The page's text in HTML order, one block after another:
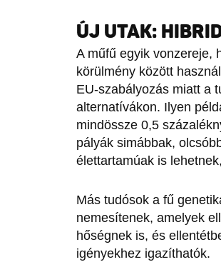
ÚJ UTAK:
A műfű egyik vonzereje,
körülmény között
EU-szabályozás miatt a
alternatívákon. Ilyen
mindössze 0,5
pályák simábbak,
élettartamúak is
Más tudósok a fű
nemesítenek, amelyek
hőségnek is, és
igényekhez igazíthatók.